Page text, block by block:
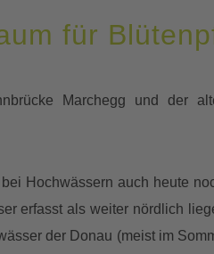
für
Marchegg und der
Hochwässern auch heute
erfasst als weiter nördlich
der Donau (meist im